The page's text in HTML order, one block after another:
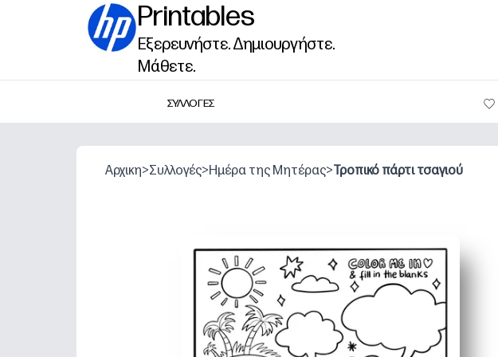
Printables
Εξερευνήστε. Δημιουργήστε.
Μάθετε.
ΣΥΛΛΟΓΕΣ
Αρχικη>Συλλογές>Ημέρα της Μητέρας>Τροπικό πάρτι τσαγιού